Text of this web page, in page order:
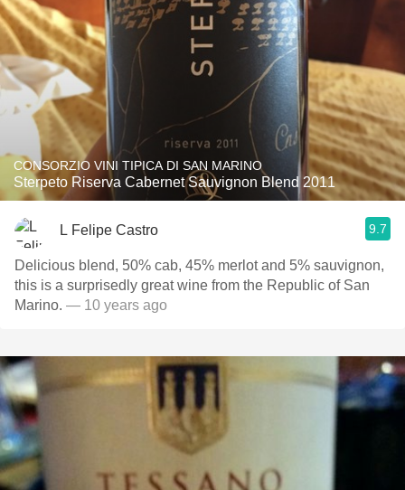
CONSORZIO VINI TIPICA DI SAN MARINO
Sterpeto Riserva Cabernet Sauvignon Blend 2011
L Felipe Castro 9.7
Delicious blend, 50% cab, 45% merlot and 5% sauvignon,
this is a surprisedly great wine from the Republic of San
Marino. — 10 years ago